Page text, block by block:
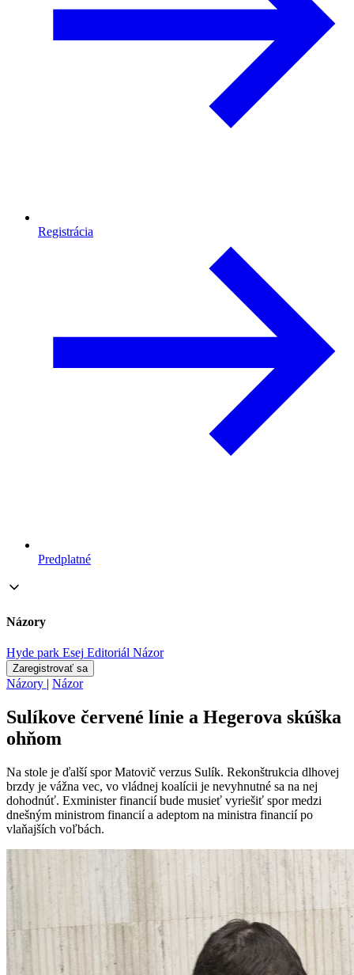
Registrácia
Predplatné
Názory
Hyde park Esej Editoriál Názor
Zaregistrovať sa
Názory | Názor
Sulíkove červené línie a Hegerova skúška
ohňom
Na stole je ďalší spor Matovič verzus Sulík. Rekonštrukcia dlhovej
brzdy je vážna vec, vo vládnej koalícii je nevyhnutné sa na nej
dohodnúť. Exminister financií bude musieť vyriešiť spor medzi
dnešným ministrom financií a adeptom na ministra financií po
vlaňajších voľbách.